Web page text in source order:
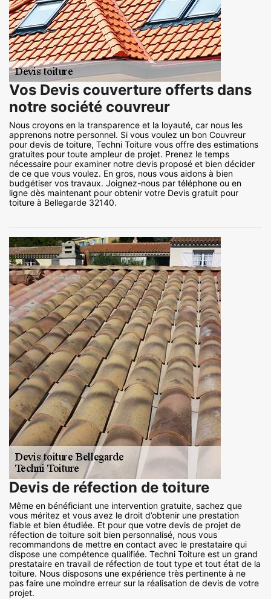
Vos Devis couverture offerts dans
notre société couvreur
Nous croyons en la transparence et la loyauté, car nous les
apprenons notre personnel. Si vous voulez un bon Couvreur
pour devis de toiture, Techni Toiture vous offre des estimations
gratuites pour toute ampleur de projet. Prenez le temps
nécessaire pour examiner notre devis proposé et bien décider
de ce que vous voulez. En gros, nous vous aidons à bien
budgétiser vos travaux. Joignez-nous par téléphone ou en
ligne dès maintenant pour obtenir votre Devis gratuit pour
toiture à Bellegarde 32140.
Devis de réfection de toiture
Même en bénéficiant une intervention gratuite, sachez que
vous méritez et vous avez le droit d’obtenir une prestation
fiable et bien étudiée. Et pour que votre devis de projet de
réfection de toiture soit bien personnalisé, nous vous
recommandons de mettre en contact avec le prestataire qui
dispose une compétence qualifiée. Techni Toiture est un grand
prestataire en travail de réfection de tout type et tout état de la
toiture. Nous disposons une expérience très pertinente à ne
pas faire une moindre erreur sur la réalisation de devis de votre
projet.